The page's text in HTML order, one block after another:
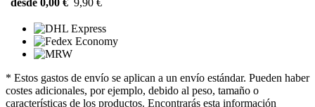
* Estos gastos de envío se aplican a un envío estándar. Pueden haber
costes adicionales, por ejemplo, debido al peso, tamaño o
características de los productos. Encontrarás esta información